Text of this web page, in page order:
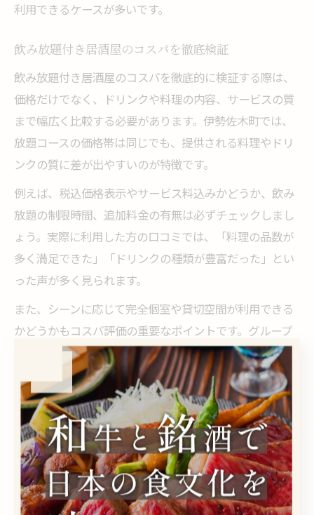
利用できるケースが多いです。
飲み放題付き居酒屋のコスパを徹底検証
飲み放題付き居酒屋のコスパを徹底的に検証する際は、
価格だけでなく、ドリンクや料理の内容、サービスの質
まで幅広く比較する必要があります。伊勢佐木町では、
放題コースの価格帯は同じでも、提供される料理やドリ
ンクの質に差が出やすいのが特徴です。
例えば、税込価格表示やサービス料込みかどうか、飲み
放題の制限時間、追加料金の有無は必ずチェックしまし
ょう。実際に利用した方の口コミでは、「料理の品数が
多く満足できた」「ドリンクの種類が豊富だった」とい
った声が多く見られます。
また、シーンに応じて完全個室や貸切空間が利用できる
かどうかもコスパ評価の重要なポイントです。グループ
利用や宴会の場合は特に、空間の快適さやプライベート
感も重視すると満足度が高まります。
伊勢佐木町でコスパ良い居酒屋を探すコツ
伊勢佐木町でコスパの良い居酒屋を探すコツは、まずネ
ット予約サイトや口コミを積極的に活用することです。
特に、伊勢佐木長者町や関内エリアは店舗数が多く、迷
いやすいエリアでもあります。放題付きコースや人気ラ